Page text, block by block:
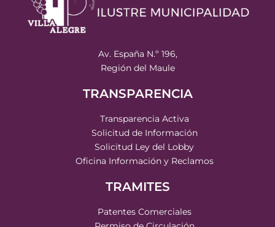
Av. España N.º 196,
Región del Maule
TRANSPARENCIA
Transparencia Activa
Solicitud de Información
Solicitud Ley del Lobby
Oficina Información y Reclamos
TRAMITES
Patentes Comerciales